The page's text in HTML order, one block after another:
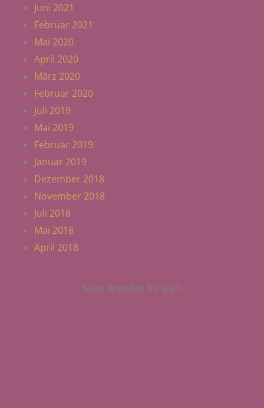
Juni 2021
Februar 2021
Mai 2020
April 2020
März 2020
Februar 2020
Juli 2019
Mai 2019
Februar 2019
Januar 2019
Dezember 2018
November 2018
Juli 2018
Mai 2018
April 2018
Mein Angebot für Dich